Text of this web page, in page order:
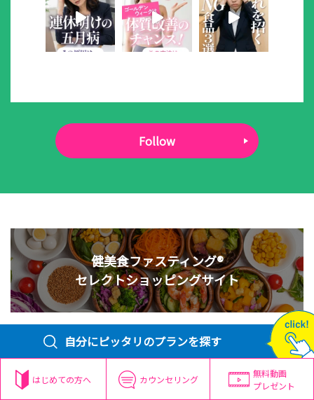
Follow
健美食ファスティング®
セレクトショッピングサイト
自分にピッタリのプランを探す
はじめての方へ カウンセリング
無料動画
プレゼント